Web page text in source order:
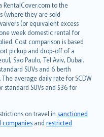
RentalCover.com to the
(where they are sold
(or equivalent excess
week domestic rental for
Cost comparison is based
pickup and drop-off of a
Sao Paulo, Tel Aviv, Dubai.
SUVs and 6 berth
average daily rate for SCDW
standard SUVs and $36 for
on travel in sanctioned
companies and restricted